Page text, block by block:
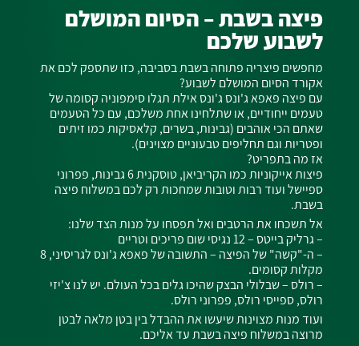
פיצה בשבת – הסיום המושלם
לשבוע שלכם
מחפשים פיצריה פתוחה בשבת בסביבה, כזו שתספק לכם את
אקורד הסיום המושלם לשבוע?
עם פיצה פאפא ג'ונס ג'ונס אילת תגלו סימפוניה קסומה של
טעמים ייחודיים, או שתלחינו אחת משלכם, עם כל הטעמים
שאתם הכי אוהבים (גבינות, בשרים, קלאסיקות כמו זיתים
ופטריות וגם תחליפים טבעוניים מצוינים).
אז מה בתפריט?
פיצות אייקוניות כמו הקריביאן, טוסקנית 6 גבינות, פפרוני
ספיישל ועוד רבות וטובות שמחכות רק לכם במשלוח פיצה
בשבת.
אל תשכחו את הרטבים ואל תפסחו על מנות הצד שלנו:
– גרליק בייטס – 12 נגיסי שום פריכים וטריים
– ה-"קשה" של הפיצה – התשובה של פאפא ג'ונס לגריסיני, 8
מקלות קסומים.
– רולס – שבלולי הבצק שהיכו גלים בכל העולם. יש לנו צ'יזי
רולס, ספייסי רולס, פפרוני רולס.
ועוד מנות מצוינות שיעשו את ההבדל בין בטן מלאה לבטן
מרוצה במשלוח פיצה בשבת עד אליכם.